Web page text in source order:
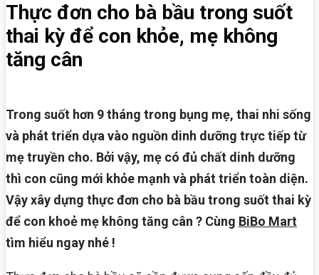
Thực đơn cho bà bầu trong suốt
thai kỳ để con khỏe, mẹ không
tăng cân
Trong suốt hơn 9 tháng trong bụng mẹ, thai nhi sống
và phát triển dựa vào nguồn dinh dưỡng trực tiếp từ
mẹ truyền cho. Bởi vậy, mẹ có đủ chất dinh dưỡng
thì con cũng mới khỏe mạnh và phát triển toàn diện.
Vậy xây dựng thực đơn cho bà bầu trong suốt thai kỳ
để con khoẻ mẹ không tăng cân ? Cùng BiBo Mart
tìm hiểu ngay nhé !